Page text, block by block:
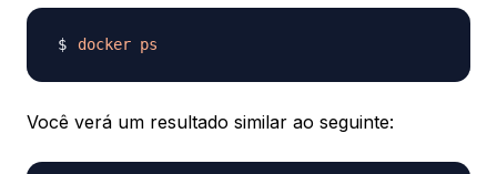
docker ps
Você verá um resultado similar ao seguinte: